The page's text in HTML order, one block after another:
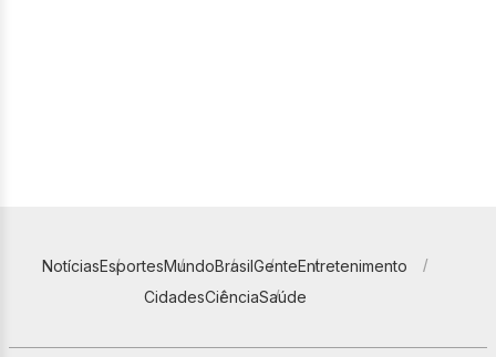
NotíciasEsportesMundoBrasilGenteEntretenimento
CidadesCiênciaSaúde